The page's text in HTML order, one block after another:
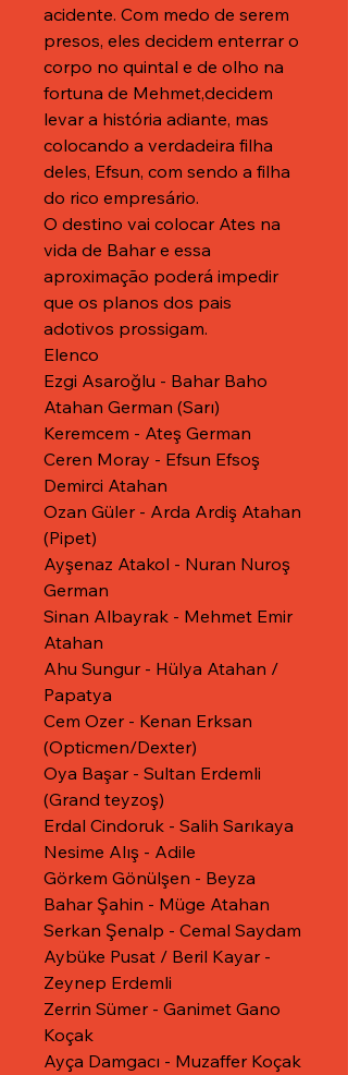
acidente. Com medo de serem
presos, eles decidem enterrar o
corpo no quintal e de olho na
fortuna de Mehmet,decidem
levar a história adiante, mas
colocando a verdadeira filha
deles, Efsun, com sendo a filha
do rico empresário.
O destino vai colocar Ates na
vida de Bahar e essa
aproximação poderá impedir
que os planos dos pais
adotivos prossigam.
Elenco
Ezgi Asaroğlu - Bahar Baho
Atahan German (Sarı)
Keremcem - Ateş German
Ceren Moray - Efsun Efsoş
Demirci Atahan
Ozan Güler - Arda Ardiş Atahan
(Pipet)
Ayşenaz Atakol - Nuran Nuroş
German
Sinan Albayrak - Mehmet Emir
Atahan
Ahu Sungur - Hülya Atahan /
Papatya
Cem Ozer - Kenan Erksan
(Opticmen/Dexter)
Oya Başar - Sultan Erdemli
(Grand teyzoş)
Erdal Cindoruk - Salih Sarıkaya
Nesime Alış - Adile
Görkem Gönülşen - Beyza
Bahar Şahin - Müge Atahan
Serkan Şenalp - Cemal Saydam
Aybüke Pusat / Beril Kayar -
Zeynep Erdemli
Zerrin Sümer - Ganimet Gano
Koçak
Ayça Damgacı - Muzaffer Koçak